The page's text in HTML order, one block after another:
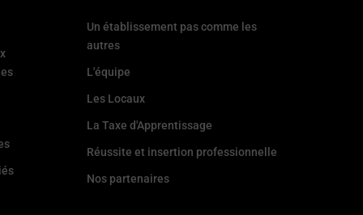
Un établissement pas comme les
autres
L'équipe
Les Locaux
La Taxe d'Apprentissage
Réussite et insertion professionnelle
Nos partenaires